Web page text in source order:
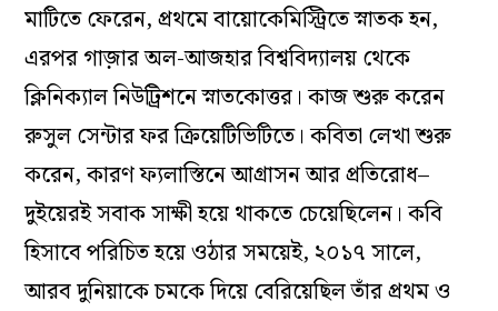
মাটিতে ফেরেন, প্রথমে বায়োকেমিস্ট্রিতে স্নাতক হন,
এরপর গাজ়ার অল-আজহার বিশ্ববিদ্যালয় থেকে
ক্লিনিক্যাল নিউট্রিশনে স্নাতকোত্তর। কাজ শুরু করেন
রুসুল সেন্টার ফর ক্রিয়েটিভিটিতে। কবিতা লেখা শুরু
করেন, কারণ ফ্যলাস্তিনে আগ্রাসন আর প্রতিরোধ–
দুইয়েরই সবাক সাক্ষী হয়ে থাকতে চেয়েছিলেন। কবি
হিসাবে পরিচিত হয়ে ওঠার সময়েই, ২০১৭ সালে,
আরব দুনিয়াকে চমকে দিয়ে বেরিয়েছিল তাঁর প্রথম ও